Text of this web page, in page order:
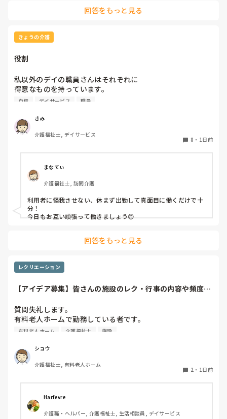
どうなんでしょうか？とろみつけてたりするのを手づかみは抵
回答をもっと見る
きょうの介護
役割
私以外のデイの職員さんはそれぞれに
得意なものを持っています。
介助で言えば、要領よく動けたりと。
今の私を振り返ってみたら…何も持っていないことが虚しく
利用者からは「素直に話聞いてくれる」・「言いやすい・頼
みやすい」
って言われます。
職員から見ての私は？って考えたら答えられる自信がないで
す…
自信 デイサービス 職員
きみ
介護福祉士, デイサービス
8 ・ 1日前
まなてぃ
介護福祉士, 訪問介護
利用者に怪我させない、休まず出勤して真面目に働くだけで十
分！
今日もお互い頑張って働きましょう😊
回答をもっと見る
レクリエーション
【アイデア募集】皆さんの施設のレク・行事の内容や頻度を
質問失礼します。
有料老人ホームで勤務している者です。
のくらいの頻度で行っているのか参考にさせていただきたく
質問いたしました。
うちの施設では現在、以下のような取り組みを行っていま
毎月：「カフェ」と称して少し豪華なおやつとコーヒー・緑
茶等の提供、カレンダー作り
有料老人ホーム 介護福祉士 施設
ショウ
介護福祉士, 有料老人ホーム
2 ・ 1日前
Harfevre
介護職・ヘルパー, 介護福祉士, 生活相談員, デイサービス